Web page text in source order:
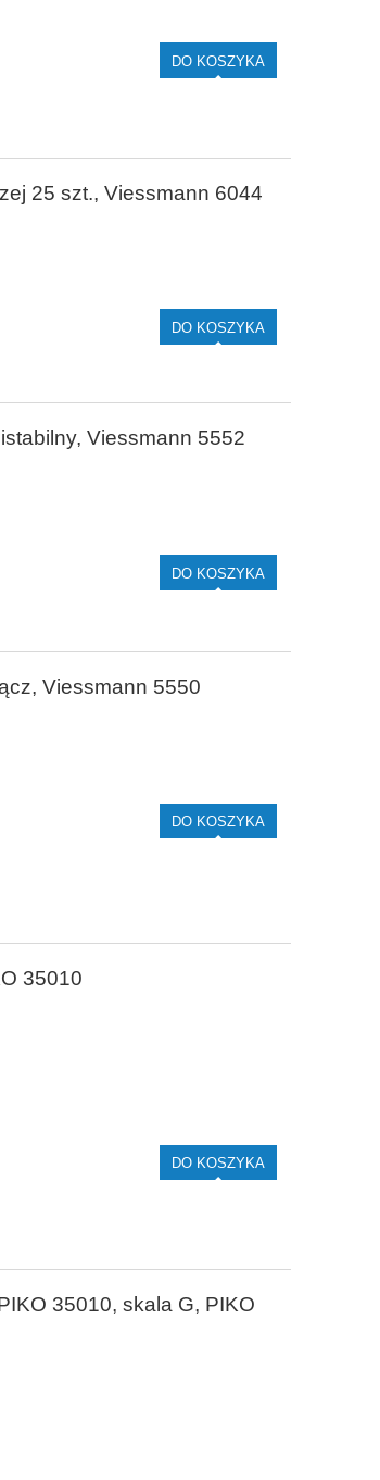
DO KOSZYKA
25 szt., Viessmann 6044
DO KOSZYKA
Viessmann 5552
DO KOSZYKA
Viessmann 5550
DO KOSZYKA
35010
DO KOSZYKA
35010, skala G, PIKO